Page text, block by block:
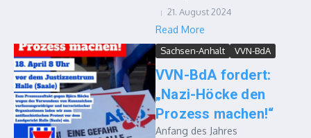
21. August 2024
Read More
Sachsen-Anhalt VVN-BdA
VVN-BdA fordert:
„Nazi-Höcke den
Prozess machen!“
Anfang des Jahres